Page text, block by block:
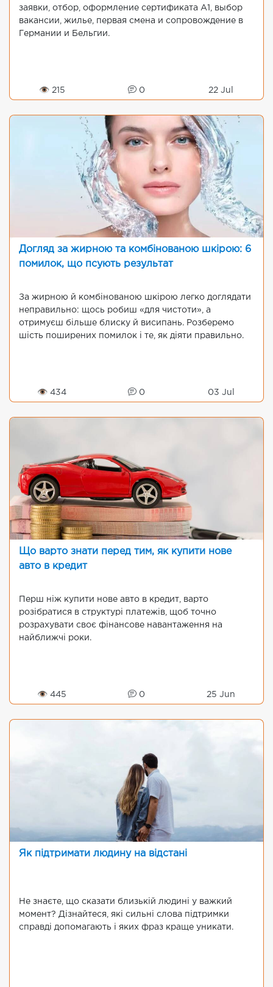
заявки, отбор, оформление сертификата A1, выбор
вакансии, жилье, первая смена и сопровождение в
Германии и Бельгии.
👁 215 0 22 Jul
Догляд за жирною та комбінованою шкірою: 6
помилок, що псують результат
За жирною й комбінованою шкірою легко доглядати
неправильно: щось робиш «для чистоти», а
отримуєш більше блиску й висипань. Розберемо
шість поширених помилок і те, як діяти правильно.
👁 434 0 03 Jul
Що варто знати перед тим, як купити нове
авто в кредит
Перш ніж купити нове авто в кредит, варто
розібратися в структурі платежів, щоб точно
розрахувати своє фінансове навантаження на
найближчі роки.
👁 445 0 25 Jun
Як підтримати людину на відстані
Не знаєте, що сказати близькій людині у важкий
момент? Дізнайтеся, які сильні слова підтримки
справді допомагають і яких фраз краще уникати.